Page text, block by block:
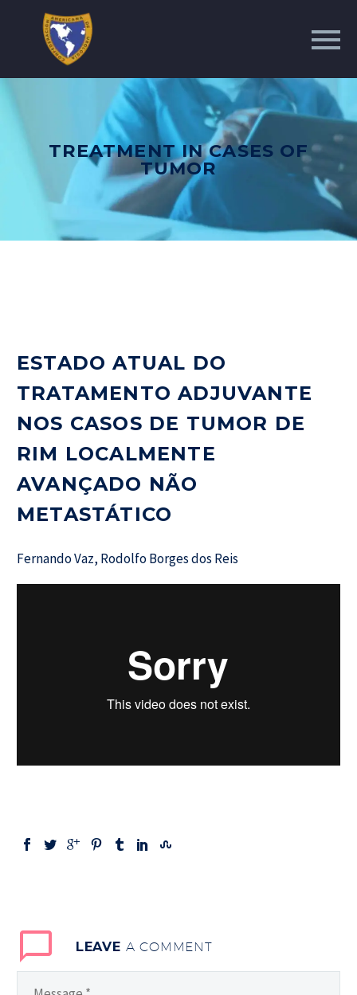
TREATMENT IN CASES OF
TUMOR
ESTADO ATUAL DO
TRATAMENTO ADJUVANTE
NOS CASOS DE TUMOR DE
RIM LOCALMENTE
AVANÇADO NÃO
METASTÁTICO
Fernando Vaz, Rodolfo Borges dos Reis
LEAVE A COMMENT